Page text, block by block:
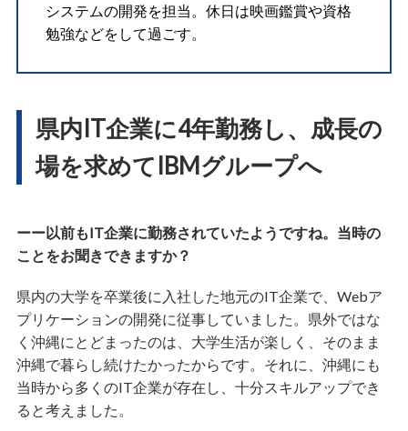
システムの開発を担当。休日は映画鑑賞や資格
勉強などをして過ごす。
県内IT企業に4年勤務し、成長の
場を求めてIBMグループへ
ーー以前もIT企業に勤務されていたようですね。当時の
ことをお聞きできますか？
県内の大学を卒業後に入社した地元のIT企業で、Webア
プリケーションの開発に従事していました。県外ではな
く沖縄にとどまったのは、大学生活が楽しく、そのまま
沖縄で暮らし続けたかったからです。それに、沖縄にも
当時から多くのIT企業が存在し、十分スキルアップでき
ると考えました。